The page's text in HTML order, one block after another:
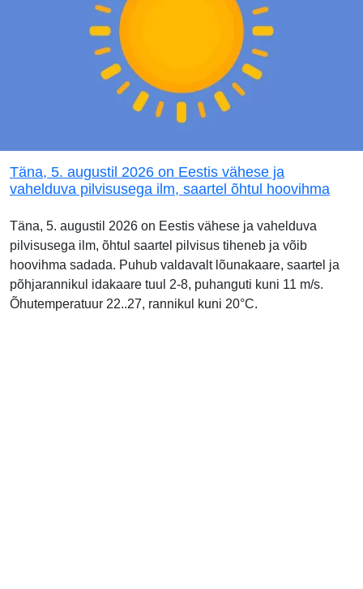
Täna, 5. augustil 2026 on Eestis vähese ja
vahelduva pilvisusega ilm, saartel õhtul hoovihma
Täna, 5. augustil 2026 on Eestis vähese ja vahelduva
pilvisusega ilm, õhtul saartel pilvisus tiheneb ja võib
hoovihma sadada. Puhub valdavalt lõunakaare, saartel ja
põhjarannikul idakaare tuul 2-8, puhanguti kuni 11 m/s.
Õhutemperatuur 22..27, rannikul kuni 20°C.